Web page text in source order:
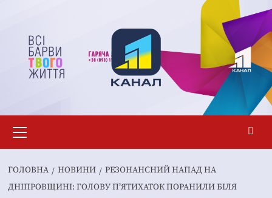
вмісту
меню
ГОЛОВНА НОВИНИ
РЕЗОНАНСНИЙ НАПАД НА
ДНІПРОВЩИНІ: ГОЛОВУ П’ЯТИХАТОК ПОРАНИЛИ БІЛЯ